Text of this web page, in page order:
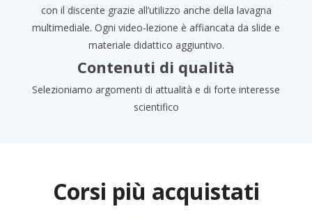
con il discente grazie all’utilizzo anche della lavagna
multimediale. Ogni video-lezione è affiancata da slide e
materiale didattico aggiuntivo.
Contenuti di qualità
Selezioniamo argomenti di attualità e di forte interesse
scientifico
Corsi più acquistati